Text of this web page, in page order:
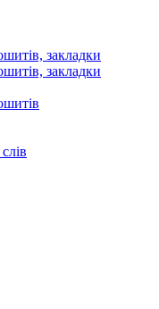
закладки
закладки